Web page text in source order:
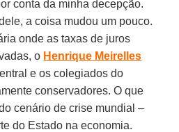
conta da mi­nha decepção.
a coisa mudou um pouco.
onde as taxas de juros
o Henri­que Meirelles
e os colegiados do
conservadores. O que
cenário de crise mundial –
do Estado na economia.